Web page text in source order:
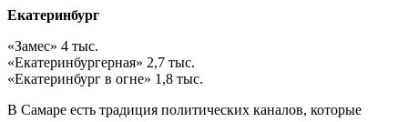
Екатеринбург
«Замес» 4 тыс.
«Екатеринбургерная» 2,7 тыс.
«Екатеринбург в огне» 1,8 тыс.
В Самаре есть традиция политических каналов, которые